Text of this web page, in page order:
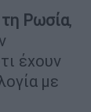
τη Ρωσία,
έχουν
με